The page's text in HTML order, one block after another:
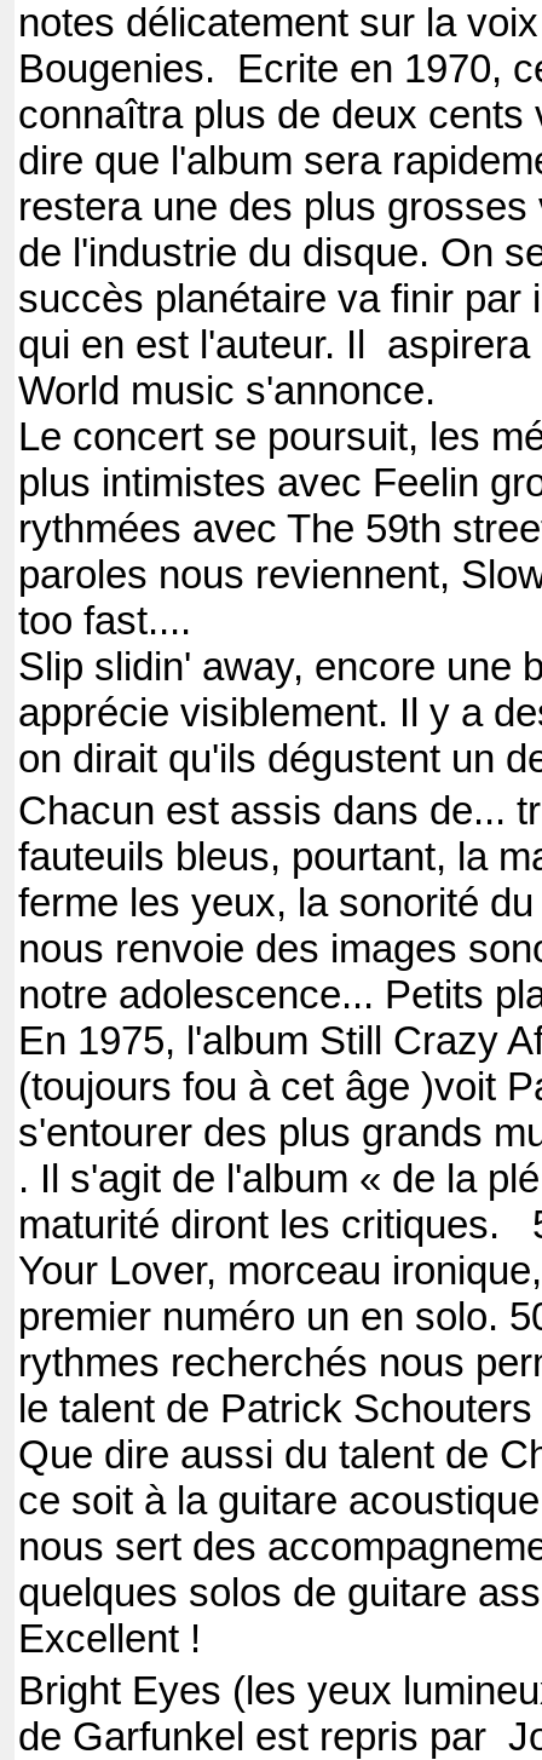
notes délicatement sur la
Bougenies. Ecrite en 1970,
connaîtra plus de deux cents
dire que l'album sera
restera une des plus
de l'industrie du disque. On
succès planétaire va finir par
qui en est l'auteur. Il
World music s'annonce.
Le concert se poursuit, les
plus intimistes avec Feelin
rythmées avec The 59th
paroles nous reviennent,
too fast....
Slip slidin' away, encore une
apprécie visiblement. Il y a
on dirait qu'ils dégustent un
Chacun est assis dans de...
fauteuils bleus, pourtant, la
ferme les yeux, la sonorité
nous renvoie des images
notre adolescence... Petits
En 1975, l'album Still Crazy
(toujours fou à cet âge )voit
s'entourer des plus grands
. Il s'agit de l'album « de la
maturité diront les critiques.
Your Lover, morceau
premier numéro un en solo.
rythmes recherchés nous
le talent de Patrick
Que dire aussi du talent de
ce soit à la guitare
nous sert des
quelques solos de guitare
Excellent !
Bright Eyes (les yeux
de Garfunkel est repris par